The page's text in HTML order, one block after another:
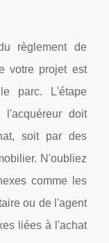
règlement de
votre projet est
parc. L'étape
l'acquéreur doit
soit par des
N'oubliez
comme les
ou de l'agent
liées à l'achat